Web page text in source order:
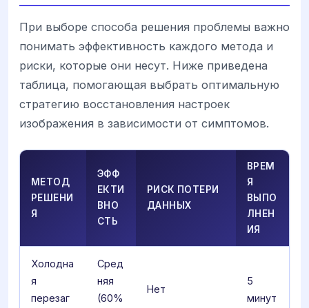
При выборе способа решения проблемы важно
понимать эффективность каждого метода и
риски, которые они несут. Ниже приведена
таблица, помогающая выбрать оптимальную
стратегию восстановления настроек
изображения в зависимости от симптомов.
МЕТОД
РЕШЕНИ
Я
ЭФФ
ЕКТИ
ВНО
СТЬ
РИСК ПОТЕРИ
ДАННЫХ
ВРЕМ
Я
ВЫПО
ЛНЕН
ИЯ
Холодна
я
перезаг
Сред
няя
(60%
Нет
5
минут